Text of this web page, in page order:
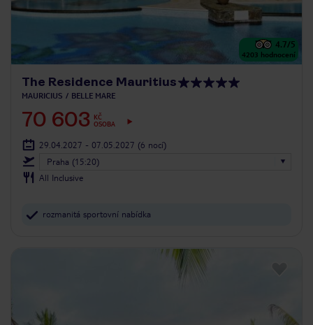
4.7/5
4203 hodnocení
The Residence Mauritius
MAURICIUS BELLE MARE
70 603
KČ
OSOBA
29.04.2027 - 07.05.2027 (6 nocí)
Praha (15:20)
All Inclusive
rozmanitá sportovní nabídka